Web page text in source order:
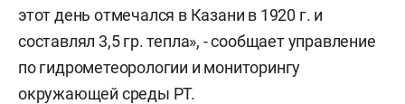
этот день отмечался в Казани в 1920 г. и
составлял 3,5 гр. тепла», - сообщает управление
по гидрометеорологии и мониторингу
окружающей среды РТ.